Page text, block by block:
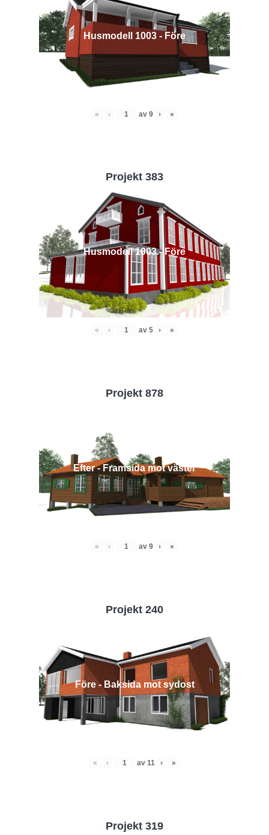
Husmodell 1003 - Före
« ‹ av 9 › »
Projekt 383
Husmodell 1003 - Före
« ‹ av 5 › »
Projekt 878
Efter - Framsida mot väster
« ‹ av 9 › »
Projekt 240
Före - Baksida mot sydost
« ‹ av 11 › »
Projekt 319